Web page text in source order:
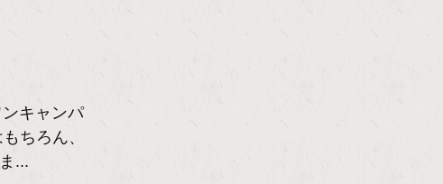
キャンパ
ちろん、
...